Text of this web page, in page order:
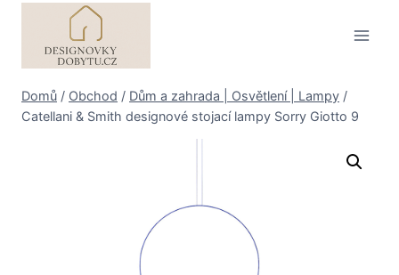
Domů / Obchod / Dům a zahrada | Osvětlení | Lampy /
Catellani & Smith designové stojací lampy Sorry Giotto 9